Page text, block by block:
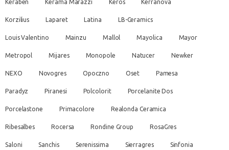
Keraben Kerama Marazzi Keros Kerranova
Korzilius Laparet Latina LB-Ceramics
Louis Valentino Mainzu Mallol Mayolica Mayor
Metropol Mijares Monopole Natucer Newker
NEXO Novogres Opoczno Oset Pamesa
Paradyz Piranesi Polcolorit Porcelanite Dos
Porcelastone Primacolore Realonda Ceramica
Ribesalbes Rocersa Rondine Group RosaGres
Saloni Sanchis Serenissima Sierragres Sinfonia